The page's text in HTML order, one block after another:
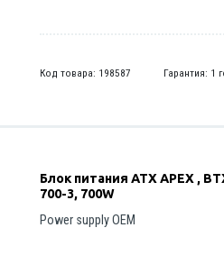
Код товара: 198587 Гарантия: 1
Блок питания ATX APEX ,
700-3, 700W
Power supply OEM